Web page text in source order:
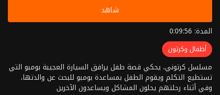
شاهد
المدة: 0:09:56
أطفال وكرتون
مسلسل كرتوني، يحكي قصة طفل يرافق السيارة العجيبة بومبو التي
تستطيع التكلم ويقوم الطفل بمساعدة بومبو للبحث عن والدتها،
وفي أثناء رحلتهم يحلون المشاكل ويساعدون الآخرين